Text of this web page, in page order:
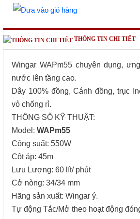
THÔNG TIN CHI TIẾT
Wingar WAPm55 chuyên dụng,
nước lên tầng cao.
Dây 100% đồng, Cánh đồng, trục
vỏ chống rỉ.
THÔNG SỐ KỸ THUẬT:
Model:WAPm55
Công suất: 550W
Cột áp: 45m
Lưu Lượng: 60 lít/ phút
Cở nòng: 34/34 mm
Hãng sản xuất: Wingar ý.
Tự động Tắc/Mở theo hoạt động